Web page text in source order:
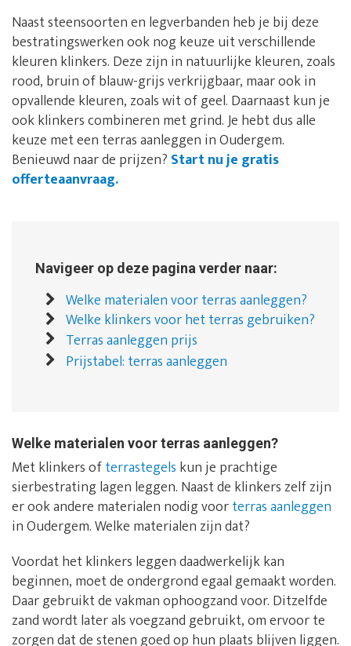
Naast steensoorten en legverbanden heb je bij deze
bestratingswerken ook nog keuze uit verschillende
kleuren klinkers. Deze zijn in natuurlijke kleuren, zoals
rood, bruin of blauw-grijs verkrijgbaar, maar ook in
opvallende kleuren, zoals wit of geel. Daarnaast kun je
ook klinkers combineren met grind. Je hebt dus alle
keuze met een terras aanleggen in Oudergem.
Benieuwd naar de prijzen? Start nu je gratis
offerteaanvraag.
Navigeer op deze pagina verder naar:
Welke materialen voor terras aanleggen?
Welke klinkers voor het terras gebruiken?
Terras aanleggen prijs
Prijstabel: terras aanleggen
Welke materialen voor terras aanleggen?
Met klinkers ofterrastegels kun je prachtige
sierbestrating lagen leggen. Naast de klinkers zelf zijn
er ook andere materialen nodig voorterras aanleggen
in Oudergem. Welke materialen zijn dat?
Voordat het klinkers leggen daadwerkelijk kan
beginnen, moet de ondergrond egaal gemaakt worden.
Daar gebruikt de vakman ophoogzand voor. Ditzelfde
zand wordt later als voegzand gebruikt, om ervoor te
zorgen dat de stenen goed op hun plaats blijven liggen.